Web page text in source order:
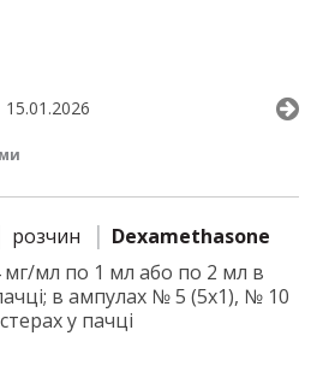
15.01.2026
розчин
Dexamethasone
мг/мл по 1 мл або по 2 мл в
в ампулах № 5 (5х1), № 10
у пачці